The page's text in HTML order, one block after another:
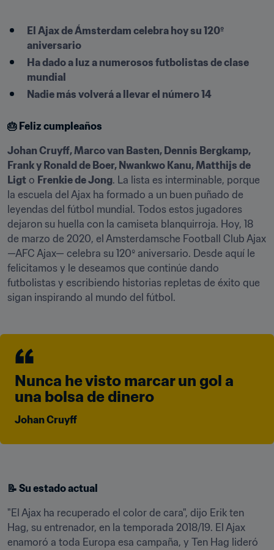
El Ajax de Ámsterdam celebra hoy su 120º
aniversario
Ha dado a luz a numerosos futbolistas de clase
mundial
Nadie más volverá a llevar el número 14
🎂 Feliz cumpleaños
Johan Cruyff, Marco van Basten, Dennis Bergkamp,
Frank y Ronald de Boer, Nwankwo Kanu, Matthijs de
Ligt o Frenkie de Jong. La lista es interminable, porque
la escuela del Ajax ha formado a un buen puñado de
leyendas del fútbol mundial. Todos estos jugadores
dejaron su huella con la camiseta blanquirroja. Hoy, 18
de marzo de 2020, el Amsterdamsche Football Club Ajax
—AFC Ajax— celebra su 120º aniversario. Desde aquí le
felicitamos y le deseamos que continúe dando
futbolistas y escribiendo historias repletas de éxito que
sigan inspirando al mundo del fútbol.
Nunca he visto marcar un gol a
una bolsa de dinero
Johan Cruyff
📝 Su estado actual
"El Ajax ha recuperado el color de cara", dijo Erik ten
Hag, su entrenador, en la temporada 2018/19. El Ajax
enamoró a toda Europa esa campaña, y Ten Hag lideró